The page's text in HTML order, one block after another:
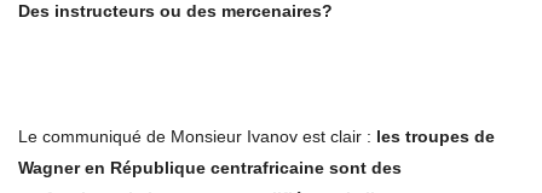
Des instructeurs ou des mercenaires?
Le communiqué de Monsieur Ivanov est clair : les troupes de
Wagner en République centrafricaine sont des